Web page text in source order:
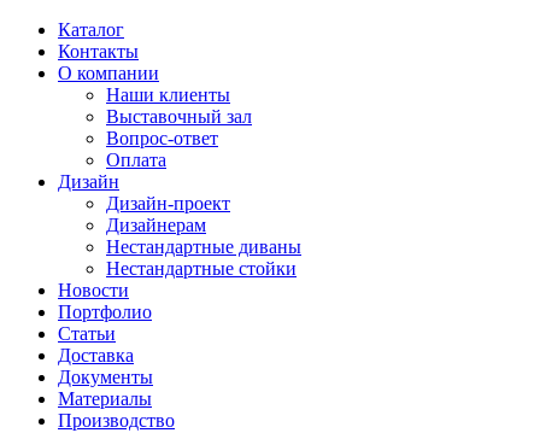
Каталог
Контакты
О компании
Наши клиенты
Выставочный зал
Вопрос-ответ
Оплата
Дизайн
Дизайн-проект
Дизайнерам
Нестандартные диваны
Нестандартные стойки
Новости
Портфолио
Статьи
Доставка
Документы
Материалы
Производство